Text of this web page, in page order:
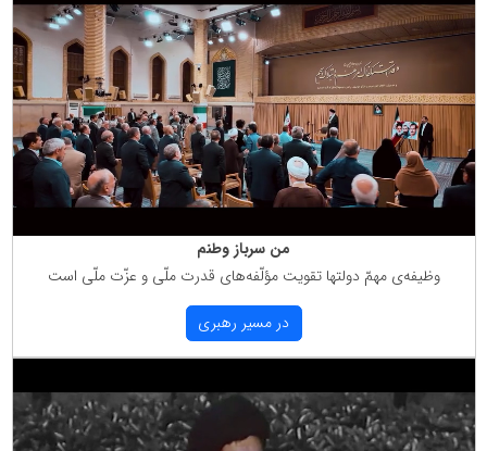
من سرباز وطنم
وظیفه‌ی مهمّ دولتها تقویت مؤلّفه‌های قدرت ملّی و عزّت ملّی است
در مسیر رهبری